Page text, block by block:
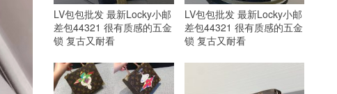
LV包包批发 最新Locky小邮
差包44321 很有质感的五金
锁 复古又耐看
LV包包批发 最新Locky小邮
差包44321 很有质感的五金
锁 复古又耐看